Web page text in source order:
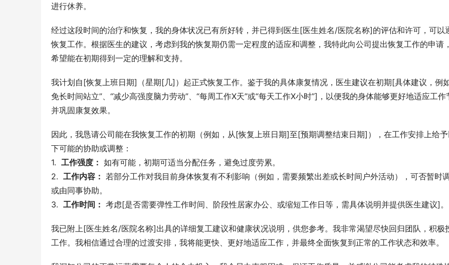
进行休养。
经过这段时间的治疗和恢复，我的身体状况已有所好转，并已得到医生[医生姓名/医院名称]的评估和许可，可以
恢复工作。根据医生的建议，考虑到我的恢复期仍需一定程度的适应和调整，我特此向公司提出恢复工作的申请
希望能在初期得到一定的理解和支持。
我计划自[恢复上班日期]（星期[几]）起正式恢复工作。鉴于我的具体康复情况，医生建议在初期[具体建议，例
免长时间站立”、“减少高强度脑力劳动”、“每周工作X天”或“每天工作X小时”]，以便我的身体能够更好地适应工作
并巩固康复效果。
因此，我恳请公司能在我恢复工作的初期（例如，从[恢复上班日期]至[预期调整结束日期]），在工作安排上给
下可能的协助或调整：
1. 工作强度： 如有可能，初期可适当分配任务，避免过度劳累。
2. 工作内容： 若部分工作对我目前身体恢复有不利影响（例如，需要频繁出差或长时间户外活动），可否暂时
或由同事协助。
3. 工作时间： 考虑[是否需要弹性工作时间、阶段性居家办公、或缩短工作日等，需具体说明并提供医生建议]。
我已附上[医生姓名/医院名称]出具的详细复工建议和健康状况说明，供您参考。我非常渴望尽快回归团队，积极
工作。我相信通过合理的过渡安排，我将能更快、更好地适应工作，并最终全面恢复到正常的工作状态和效率。